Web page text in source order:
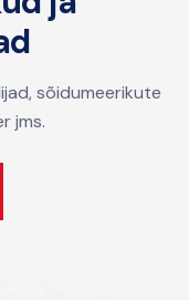
sõidumeerikute
jms.